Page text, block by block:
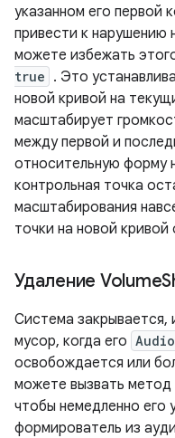
указанном его первой
привести к нарушению
можете избежать
true . Это
новой кривой на
масштабирует
между первой и
относительную форму
контрольная точка
масштабирования
точки на новой
Удаление Volume
Система закрывается,
мусор, когда его
освобождается или
можете вызвать метод
чтобы немедленно его
формирователь из